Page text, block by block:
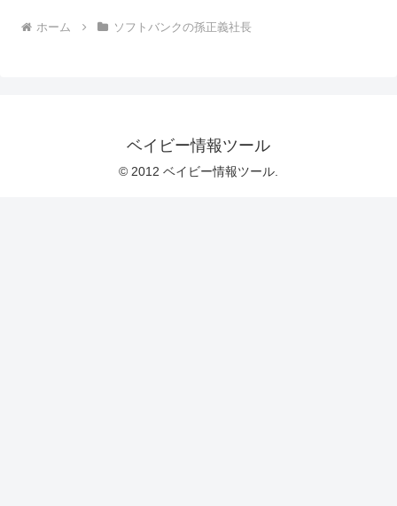
ホーム ソフトバンクの孫正義社長
ベイビー情報ツール
© 2012 ベイビー情報ツール.